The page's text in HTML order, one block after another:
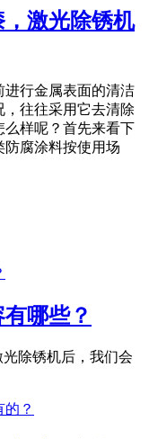
激光除锈机
进行金属表面的清洁
往往采用它去清除
么样呢？首先来看下
防腐涂料按使用场
哪些？
除锈机后，我们会